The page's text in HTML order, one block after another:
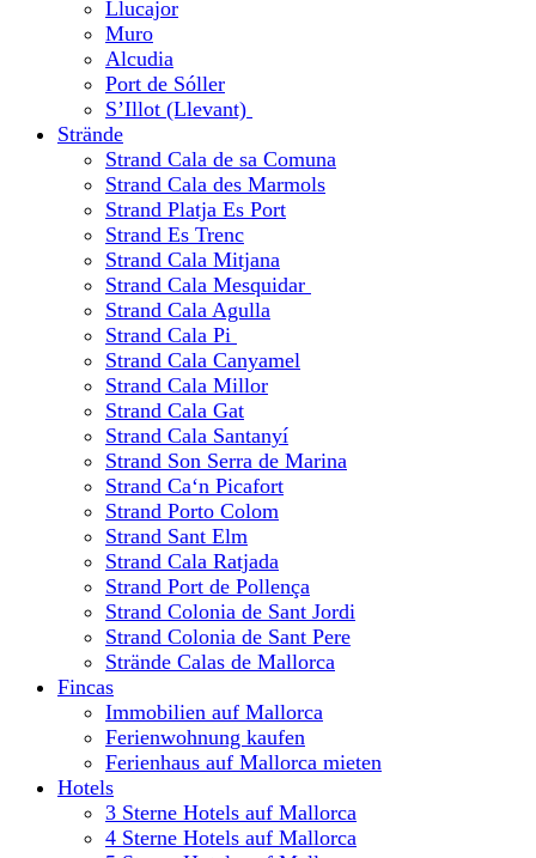
Llucajor
Muro
Alcudia
Port de Sóller
S’Illot (Llevant)
Strände
Strand Cala de sa Comuna
Strand Cala des Marmols
Strand Platja Es Port
Strand Es Trenc
Strand Cala Mitjana
Strand Cala Mesquidar
Strand Cala Agulla
Strand Cala Pi
Strand Cala Canyamel
Strand Cala Millor
Strand Cala Gat
Strand Cala Santanyí
Strand Son Serra de Marina
Strand Ca‘n Picafort
Strand Porto Colom
Strand Sant Elm
Strand Cala Ratjada
Strand Port de Pollença
Strand Colonia de Sant Jordi
Strand Colonia de Sant Pere
Strände Calas de Mallorca
Fincas
Immobilien auf Mallorca
Ferienwohnung kaufen
Ferienhaus auf Mallorca mieten
Hotels
3 Sterne Hotels auf Mallorca
4 Sterne Hotels auf Mallorca